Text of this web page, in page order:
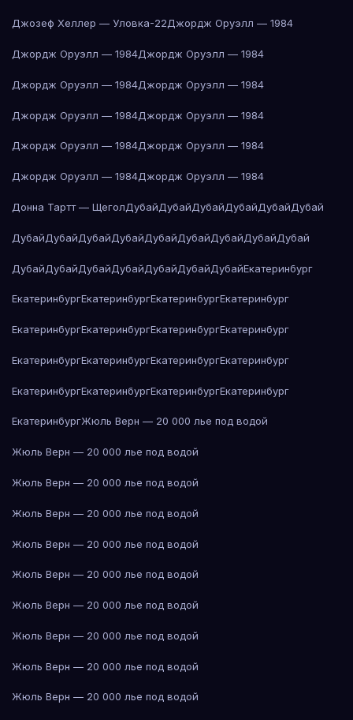
Джозеф Хеллер — Уловка-22Джордж Оруэлл — 1984
Джордж Оруэлл — 1984Джордж Оруэлл — 1984
Джордж Оруэлл — 1984Джордж Оруэлл — 1984
Джордж Оруэлл — 1984Джордж Оруэлл — 1984
Джордж Оруэлл — 1984Джордж Оруэлл — 1984
Джордж Оруэлл — 1984Джордж Оруэлл — 1984
Донна Тартт — ЩеголДубайДубайДубайДубайДубайДубай
ДубайДубайДубайДубайДубайДубайДубайДубайДубай
ДубайДубайДубайДубайДубайДубайДубайЕкатеринбург
ЕкатеринбургЕкатеринбургЕкатеринбургЕкатеринбург
ЕкатеринбургЕкатеринбургЕкатеринбургЕкатеринбург
ЕкатеринбургЕкатеринбургЕкатеринбургЕкатеринбург
ЕкатеринбургЕкатеринбургЕкатеринбургЕкатеринбург
ЕкатеринбургЖюль Верн — 20 000 лье под водой
Жюль Верн — 20 000 лье под водой
Жюль Верн — 20 000 лье под водой
Жюль Верн — 20 000 лье под водой
Жюль Верн — 20 000 лье под водой
Жюль Верн — 20 000 лье под водой
Жюль Верн — 20 000 лье под водой
Жюль Верн — 20 000 лье под водой
Жюль Верн — 20 000 лье под водой
Жюль Верн — 20 000 лье под водой